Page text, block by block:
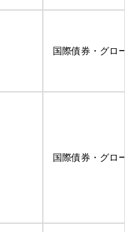
国際債券・グロ
国際債券・グロ